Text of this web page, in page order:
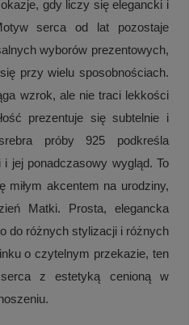
gdy liczy się elegancki i
serca od lat pozostaje
wyborów prezentowych,
przy wielu sposobnościach.
wzrok, ale nie traci lekkości
prezentuje się subtelnie i
próby 925 podkreśla
jej ponadczasowy wygląd. To
akcentem na urodziny,
Matki. Prosta, elegancka
do różnych stylizacji i różnych
o czytelnym przekazie, ten
z estetyką cenioną w